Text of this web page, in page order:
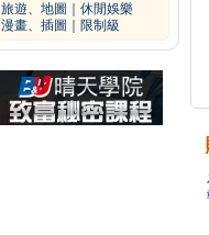
旅遊、地圖
休閒娛樂
漫畫、插圖
限制級